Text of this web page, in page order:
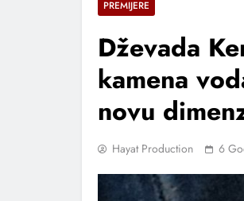
PREMIJERE
Dževada
kamena
novu
Hayat Production 6